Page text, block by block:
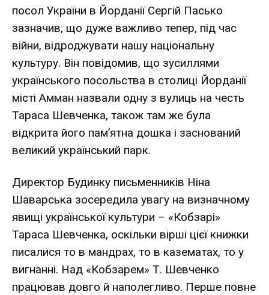
посол України в Йорданії Сергій Пасько
зазначив, що дуже важливо тепер, під час
війни, відроджувати нашу національну
культуру. Він повідомив, що зусиллями
українського посольства в столиці Йорданії
місті Амман назвали одну з вулиць на честь
Тараса Шевченка, також там же була
відкрита його пам’ятна дошка і заснований
великий український парк.
Директор Будинку письменників Ніна
Шаварська зосередила увагу на визначному
явищі української культури – «Кобзарі»
Тараса Шевченка, оскільки вірші цієї книжки
писалися то в мандрах, то в казематах, то у
вигнанні. Над «Кобзарем» Т. Шевченко
працював довго й наполегливо. Перше повне